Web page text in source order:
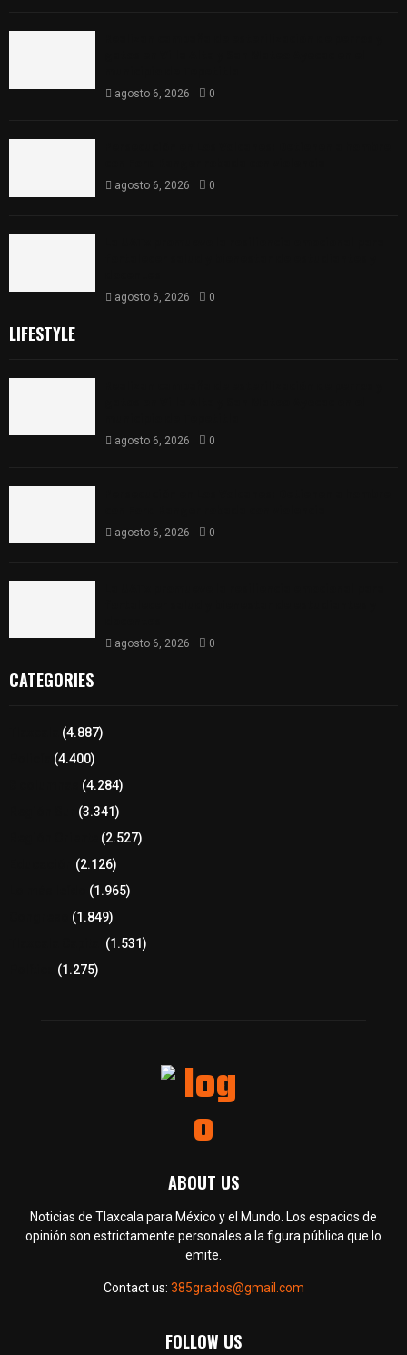
agosto 6, 2026 0
agosto 6, 2026 0
agosto 6, 2026 0
LIFESTYLE
agosto 6, 2026 0
agosto 6, 2026 0
agosto 6, 2026 0
CATEGORIES
(4.887)
(4.400)
(4.284)
(3.341)
(2.527)
(2.126)
(1.965)
(1.849)
(1.531)
(1.275)
ABOUT US
Noticias de Tlaxcala para México y el Mundo. Los espacios de
opinión son estrictamente personales a la figura pública que lo
emite.
Contact us: 385grados@gmail.com
FOLLOW US